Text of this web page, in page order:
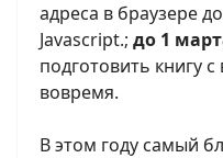
адреса в браузере
Javascript.; до 1
подготовить книгу
вовремя.
В этом году самый